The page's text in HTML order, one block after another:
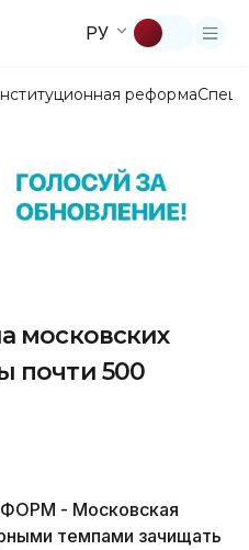
РУ
реформа
московских
почти 500
- Московская
темпами зачищать